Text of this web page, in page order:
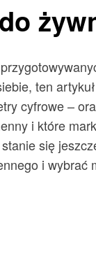
ten
cyfrowe –
i które
się
i wybrać